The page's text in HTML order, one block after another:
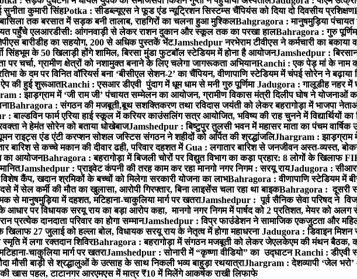
कुमारी सिंहPotka : सीडब्ल्यूएस ने फूड एंड न्यूट्रिशन सिस्टम्स चैंपियंस को दिया दो दिवसीय प्रशिक्षण
तक बरसात में सड़क बनी तालाब, राहगिरों का चलना हुआ मुश्किलBahgragora : मानुषमुड़िया
पहुँचे एलआरडीसी: आंगनवाड़ी से लेकर राशन दुकान और स्कूल तक का परखा हालBahragora : गुरु
बारीडीह का सहयोग, 200 से अधिक पुस्तकें भेंटJamshedpur नरभेराम टीवीएस ने कर्मचारी का
के 50 खिलाड़ी होंगे शामिल, बिरसा मुंडा फुटबॉल स्टेडियम में होना है आयोजनJamshedpur :
चर्चा, ग्रामीण क्षेत्रों को नशामुक्त बनाने के लिए चलेगा जागरूकता अभियानRanchi : एक पेड़ मां के नाम
के दम पर विनित वॉरियर्स बना ‘बीसीएल सेशन-2’ का चैंपियन, वीणापाणि स्टेडियम में चंपई सोरेन ने बढ़ाया
ऐप की हुई शुरूआतRanchi : एसआर डीएवी पुंदाग में धूम धाम से मनी गुरु पूर्णिमाJadugora : गालूडीह नहर में
: झाड़ग्राम में ‘जी राम जी’ पंचायत सम्मेलन का आयोजन, ग्रामीण विकास मंत्री दिलीप घोष ने योजनाओं
Bahragora : संगठन की मजबूती,बूथ सशक्तिकरण तथा रविदास जयंती को लेकर बहरागोड़ा में भाजपा
बाल्डविन फार्म एरिया हाई स्कूल में करियर काउंसलिंग सत्र आयोजित, भविष्य की राह चुनने में विद्यार्थियों का
ने हेमंत सोरेन को बताया धोखेबाजJamshedpur : बिष्टुपुर तुलसी भवन में महासर माता का पंचम वार्षिक
राइट्स एंड एंटी करप्शन सोशल जस्टिस संगठन ने शहीदों को अर्पित की श्रद्धांजलिJhargram : झाड़ग्राम
बारिश से कच्चे मकान की दीवार ढही, परिवार दहशत मेंGua : लगातार बारिश से जनजीवन अस्त-व्यस्त,
का आयोजनBahragora : बहरागोड़ा में बिजली चोरों पर विद्युत विभाग का कड़ा प्रहार: 8 लोगों के खिलाफ
Jamshedpur : प्राइवेट कंपनी की तरह काम कर रहा मानगो नगर निगम : सरयू रायJadugora :
कैंप, खदान श्रमिकों के बच्चों को मिलेगा सरकारी योजना का लाभBahragora : वीणापाणि स्टेडियम में
में सेल कर्मी की मौत का खुलासा, आरोपी गिरफ्तार, बिना लाइसेंस चला रहा था बाइकBahragora : दूसरी
मानुषमुड़िया में दहशत, मटिहाना-चाकुलिया मार्ग पर खतराJamshedpur : पूर्व सैनिक सेवा परिषद ने
आधार पर विधायक सरयू राय का बड़ा आरोप कहा, मानगो नगर निगम में पार्षद को 2 प्रतिशत, मेयर को अलग
प्रत्येक दानदाता परिवार का होगा सम्मानJamshedpur : विप्र फाउंडेशन ने सामाजिक एकजुटता और महिला
खिलाफ 27 जुलाई को हल्ला बोल, विधायक सरयू राय के नेतृत्व में होगा महाधरनाJadugora : डिवाइन मिशन
में लगा रक्तदान शिविरBahragora : बहरागोड़ा में संगठन मजबूती को लेकर जेएलकेएम की मंथन बैठक,
चाकुलिया मार्ग पर खतराJamshedpur : सोनारी में “कृष्णा वीडियो” का उद्घाटनRanchi : डीएवी
मौसी बाड़ी से श्रद्धालुओं के उत्साह के साथ निकली भव्य बाहुड़ा रथयात्राJhargram : देशव्यापी ‘जेल
खास पहल, टाटानगर आरएमएस में मात्र ₹10 में मिलेंगे आकर्षक राखी लिफाफे